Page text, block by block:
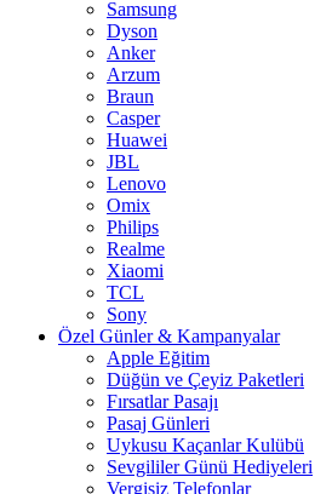
Samsung
Dyson
Anker
Arzum
Braun
Casper
Huawei
JBL
Lenovo
Omix
Philips
Realme
Xiaomi
TCL
Sony
Özel Günler & Kampanyalar
Apple Eğitim
Düğün ve Çeyiz Paketleri
Fırsatlar Pasajı
Pasaj Günleri
Uykusu Kaçanlar Kulübü
Sevgililer Günü Hediyeleri
Vergisiz Telefonlar